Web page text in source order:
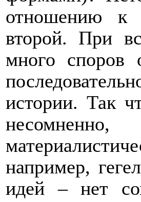
отношению к
второй. При
много споров
истории. Так
например,
идей – нет